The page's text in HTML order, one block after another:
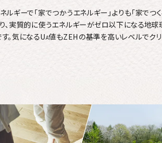
ルギーで「家でつかうエネルギー」よりも「家でつ
、実質的に使うエネルギーがゼロ以下になる地球
。気になるUA値もZEHの基準を高いレベルでク